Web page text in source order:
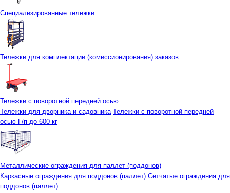
Специализированные тележки
Тележки для комплектации (комиссионирования) заказов
Тележки с поворотной передней осью
Тележки для дворника и садовника Тележки с поворотной передней
осью Г/п до 600 кг
Металлические ограждения для паллет (поддонов)
Каркасные ограждения для поддонов (паллет) Сетчатые ограждения для
поддонов (паллет)